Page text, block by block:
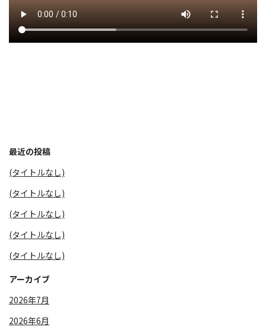
最近の投稿
(タイトルなし)
(タイトルなし)
(タイトルなし)
(タイトルなし)
(タイトルなし)
アーカイブ
2026年7月
2026年6月